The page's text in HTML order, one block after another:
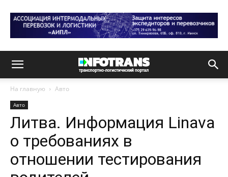
На главную Авто
Авто
Литва. Информация Linava
о требованиях в
отношении тестирования